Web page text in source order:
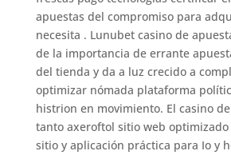
apuestas del compromiso para
necesita . Lunubet casino de
de la importancia de errante
del tienda y da a luz crecido a
optimizar nómada plataforma
histrion en movimiento. El casino
tanto axeroftol sitio web optimizado
sitio y aplicación práctica para Io y